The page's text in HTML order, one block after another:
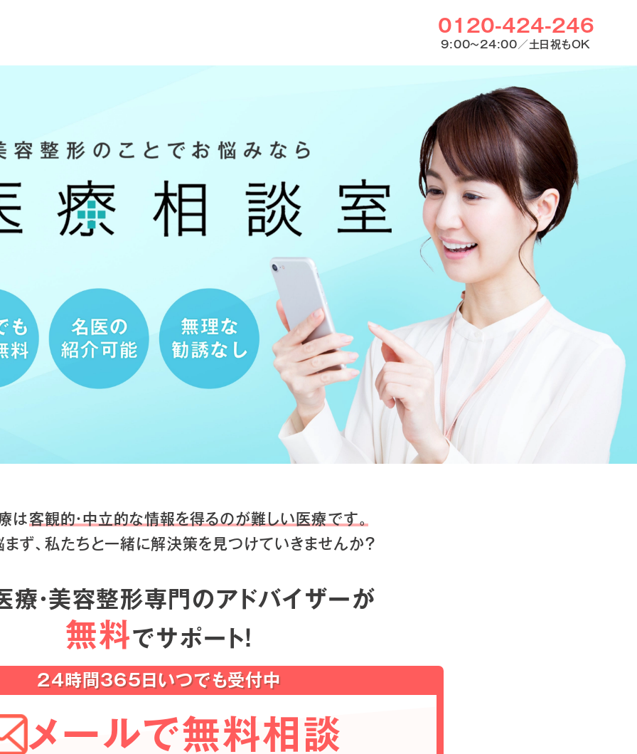
0120-424-246
9:00〜24:00／土日祝もOK
は客観的・中立的な情報を得るのが難しい医療です。
ず、私たちと一緒に解決策を見つけていきませんか？
療・美容整形専門のアドバイザーが
無料でサポート！
24時間365日いつでも受付中
メールで無料相談